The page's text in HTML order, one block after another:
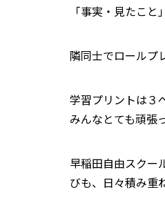
「事実・見たこ
隣同士でロールプ
学習プリントは３
みんなとても頑張
早稲田自由スクー
びも、日々積み重